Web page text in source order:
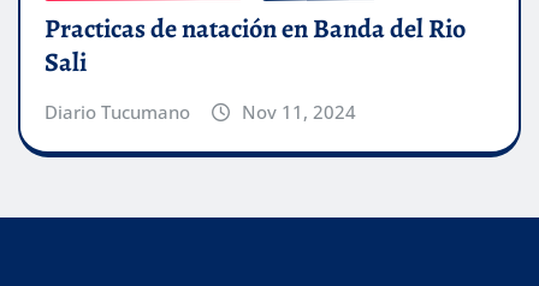
Practicas de natación en Banda del Rio
Sali
Diario Tucumano Nov 11, 2024